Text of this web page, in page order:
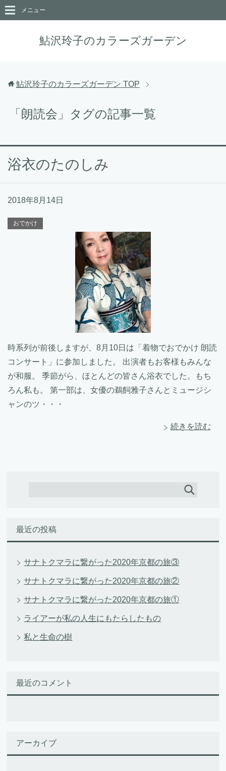
鮎沢玲子のカラーズガーデン
メニュー
鮎沢玲子のカラーズガーデン TOP
「朗読会」タグの記事一覧
浴衣のたのしみ
2018年8月14日
おでかけ
時系列が前後しますが、8月10日は「着物でおでかけ 朗読
コンサート」に参加しました。 出演者もお客様もみんな
が和服。 季節がら、ほとんどの皆さん浴衣でした。もち
ろん私も。 第一部は、女優の鵜飼雅子さんとミュージシ
ャンのツ・・・
続きを読む
最近の投稿
サナトクマラに繋がった2020年京都の旅③
サナトクマラに繋がった2020年京都の旅②
サナトクマラに繋がった2020年京都の旅①
ライアーが私の人生にもたらしたもの
私と生命の樹
最近のコメント
アーカイブ